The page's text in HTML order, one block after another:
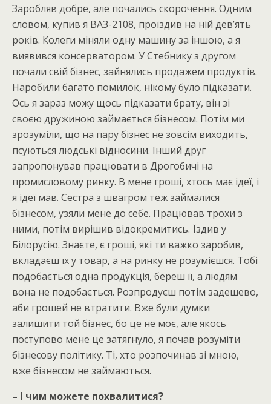
Заробляв добре, але почались скорочення. Одним
словом, купив я ВАЗ-2108, проїздив на ній дев’ять
років. Колеги міняли одну машину за іншою, а я
виявився консерватором. У Стебнику з другом
почали свій бізнес, зайнялись продажем продуктів.
Наробили багато помилок, нікому було підказати.
Ось я зараз можу щось підказати брату, він зі
своєю дружиною займається бізнесом. Потім ми
зрозуміли, що на пару бізнес не зовсім виходить,
псуються людські відносини. Інший друг
запропонував працювати в Дрогобичі на
промисловому ринку. В мене гроші, хтось має ідеї, і
я ідеї мав. Сестра з швагром теж займалися
бізнесом, узяли мене до себе. Працював трохи з
ними, потім вирішив відокремитись. Їздив у
Білорусію. Знаєте, є гроші, які ти важко заробив,
вкладаєш їх у товар, а на ринку не розумієшся. Тобі
подобається одна продукція, береш її, а людям
вона не подобається. Розпродуєш потім задешево,
аби грошей не втратити. Вже були думки
залишити той бізнес, бо це не моє, але якось
поступово мене це затягнуло, я почав розуміти
бізнесову політику. Ті, хто розпочинав зі мною,
вже бізнесом не займаються.
– І чим можете похвалитися?